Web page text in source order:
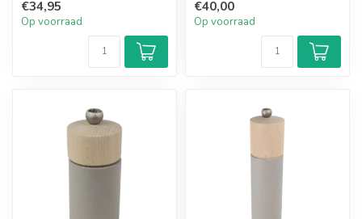
€34,95
Op voorraad
€40,00
Op voorraad